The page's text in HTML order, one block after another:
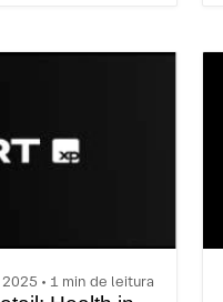
• 1 min de leitura